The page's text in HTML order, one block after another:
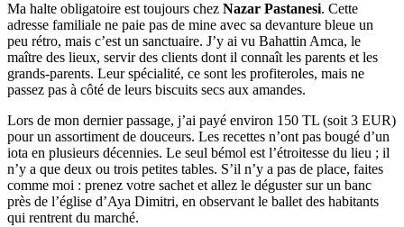
Ma halte obligatoire est toujours chez Nazar Pastanesi. Cette
adresse familiale ne paie pas de mine avec sa devanture bleue un
peu rétro, mais c’est un sanctuaire. J’y ai vu Bahattin Amca, le
maître des lieux, servir des clients dont il connaît les parents et les
grands-parents. Leur spécialité, ce sont les profiteroles, mais ne
passez pas à côté de leurs biscuits secs aux amandes.
Lors de mon dernier passage, j’ai payé environ 150 TL (soit 3 EUR)
pour un assortiment de douceurs. Les recettes n’ont pas bougé d’un
iota en plusieurs décennies. Le seul bémol est l’étroitesse du lieu ; il
n’y a que deux ou trois petites tables. S’il n’y a pas de place, faites
comme moi : prenez votre sachet et allez le déguster sur un banc
près de l’église d’Aya Dimitri, en observant le ballet des habitants
qui rentrent du marché.